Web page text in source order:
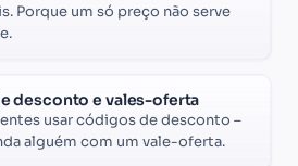
Porque um só preço não serve
desconto e vales-oferta
usar códigos de desconto –
alguém com um vale-oferta.